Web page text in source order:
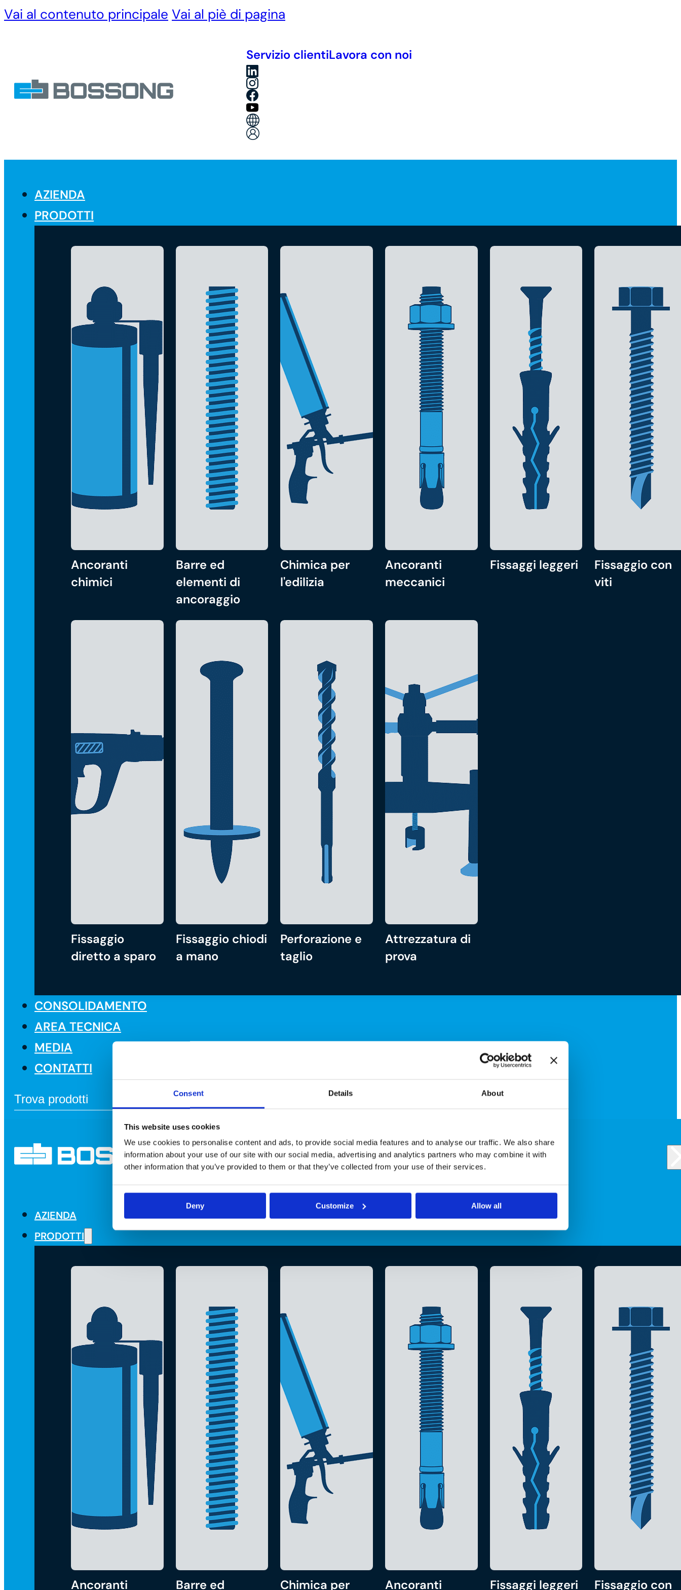
Consent Details About
This website uses cookies
We use cookies to personalise content and ads, to provide social media features and to analyse our traffic. We also share
information about your use of our site with our social media, advertising and analytics partners who may combine it with
other information that you’ve provided to them or that they’ve collected from your use of their services.
Deny Customize Allow all
Vai al contenuto principale Vai al piè di pagina
Servizio clientiLavora con noi
AZIENDA
PRODOTTI
Ancoranti
chimici
Barre ed
elementi di
ancoraggio
Chimica per
l'edilizia
Ancoranti
meccanici
Fissaggi leggeri
Fissaggio con
viti
Fissaggio
diretto a sparo
Fissaggio chiodi
a mano
Perforazione e
taglio
Attrezzatura di
prova
CONSOLIDAMENTO
AREA TECNICA
MEDIA
CONTATTI
AZIENDA
PRODOTTI
Ancoranti Barre ed Chimica per Ancoranti Fissaggi leggeri Fissaggio con